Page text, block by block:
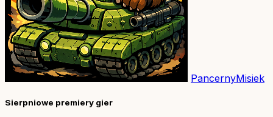
PancernyMisiek
Sierpniowe premiery gier